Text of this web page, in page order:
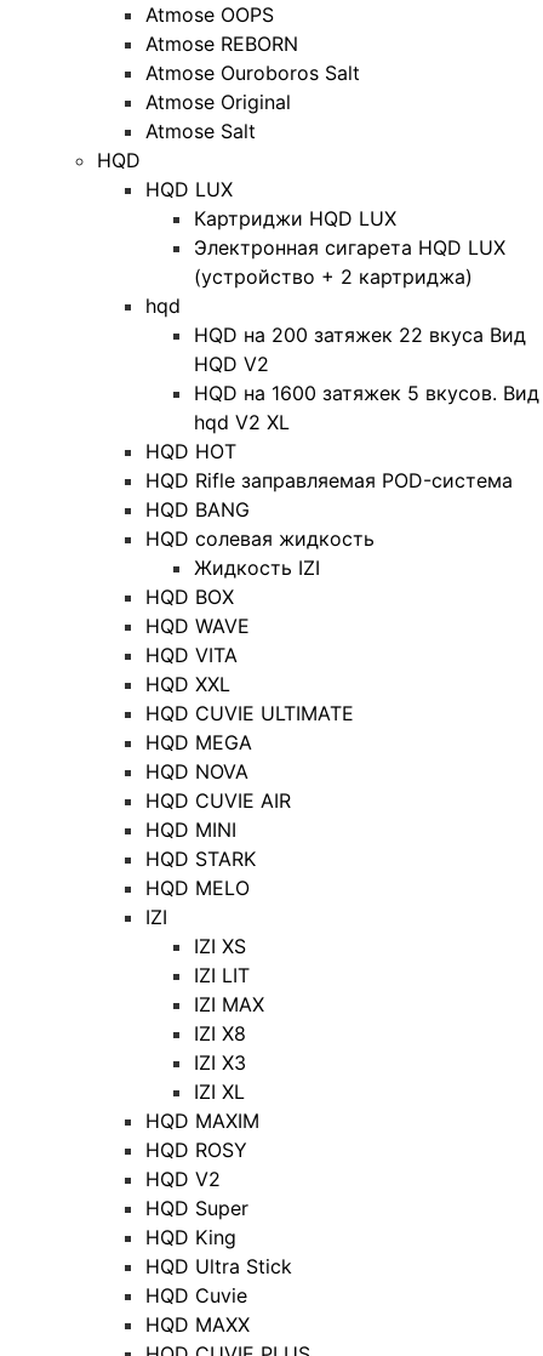
Atmose OOPS
Atmose REBORN
Atmose Ouroboros Salt
Atmose Original
Atmose Salt
HQD
HQD LUX
Картриджи HQD LUX
Электронная сигарета HQD LUX
(устройство + 2 картриджа)
hqd
HQD на 200 затяжек 22 вкуса Вид
HQD V2
HQD на 1600 затяжек 5 вкусов. Вид
hqd V2 XL
HQD HOT
HQD Rifle заправляемая POD-система
HQD BANG
HQD солевая жидкость
Жидкость IZI
HQD BOX
HQD WAVE
HQD VITA
HQD XXL
HQD CUVIE ULTIMATE
HQD MEGA
HQD NOVA
HQD CUVIE AIR
HQD MINI
HQD STARK
HQD MELO
IZI
IZI XS
IZI LIT
IZI MAX
IZI X8
IZI X3
IZI XL
HQD MAXIM
HQD ROSY
HQD V2
HQD Super
HQD King
HQD Ultra Stick
HQD Cuvie
HQD MAXX